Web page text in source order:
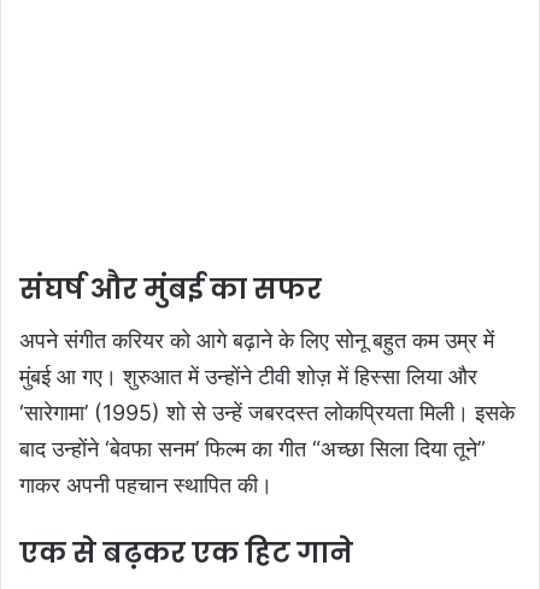
संघर्ष और मुंबई का सफर
अपने संगीत करियर को आगे बढ़ाने के लिए सोनू बहुत कम उम्र में
मुंबई आ गए। शुरुआत में उन्होंने टीवी शोज़ में हिस्सा लिया और
‘सारेगामा’ (1995) शो से उन्हें जबरदस्त लोकप्रियता मिली। इसके
बाद उन्होंने ‘बेवफा सनम’ फिल्म का गीत “अच्छा सिला दिया तूने”
गाकर अपनी पहचान स्थापित की।
एक से बढ़कर एक हिट गाने